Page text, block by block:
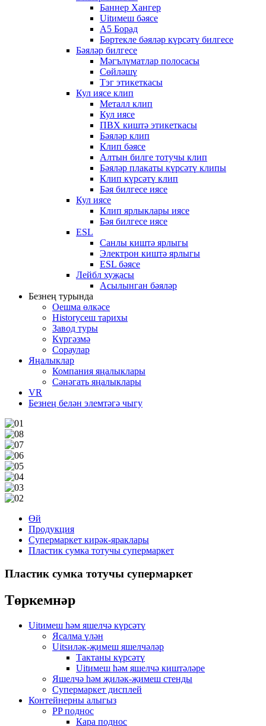
Баннер Хангер
Uitимеш бәясе
A5 Борад
Бөртекле бәяләр күрсәтү билгесе
Бәяләр билгесе
Мәгълүматлар полосасы
Сөйләшү
Тэг этикеткасы
Кул иясе клип
Металл клип
Кул иясе
ПВХ киштә этикеткасы
Бәяләр клип
Клип бәясе
Алтын билге тотучы клип
Бәяләр плакаты күрсәтү клипы
Клип күрсәтү клип
Бәя билгесе иясе
Кул иясе
Клип ярлыклары иясе
Бәя билгесе иясе
ESL
Санлы киштә ярлыгы
Электрон киштә ярлыгы
ESL бәясе
Лейбл хуҗасы
Асылынган бәяләр
Безнең турында
Оешма өлкәсе
Historyсеш тарихы
Завод туры
Күргәзмә
Сораулар
Яңалыклар
Компания яңалыклары
Сәнәгать яңалыклары
VR
Безнең белән элемтәгә чыгу
Өй
Продукция
Супермаркет кирәк-яраклары
Пластик сумка тотучы супермаркет
Пластик сумка тотучы супермаркет
Төркемнәр
Uitимеш һәм яшелчә күрсәтү
Ясалма үлән
Uitsиләк-җимеш яшелчәләр
Тактаны күрсәтү
Uitимеш һәм яшелчә киштәләре
Яшелчә һәм җиләк-җимеш стенды
Супермаркет дисплей
Контейнерны алыгыз
PP поднос
Кара поднос